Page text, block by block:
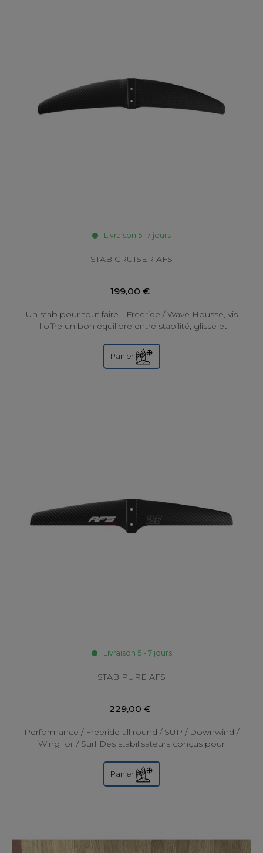
Livraison 5 -7 jours
STAB CRUISER AFS
199,00 €
Un stab pour tout faire - Freeride / Wave Housse, vis
Il offre un bon équilibre entre stabilité, glisse et
Panier
Livraison 5 - 7 jours
STAB PURE AFS
229,00 €
Performance / Freeride all round / SUP / Downwind /
Wing foil / Surf Des stabilisateurs conçus pour
Panier